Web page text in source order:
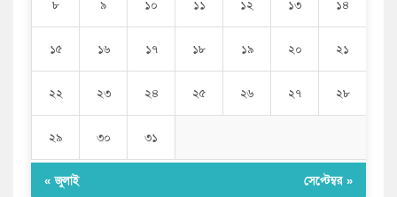
৮ ৯ ১০ ১১ ১২ ১৩ ১৪
১৫ ১৬ ১৭ ১৮ ১৯ ২০ ২১
২২ ২৩ ২৪ ২৫ ২৬ ২৭ ২৮
২৯ ৩০ ৩১
« জুলাই সেপ্টেম্বর »